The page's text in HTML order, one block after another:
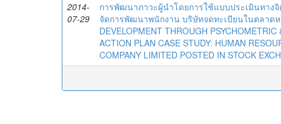
2014-
07-29
การพัฒนาภาวะผู้นำโดยการใช้แบบประเมินทา
จัดการพัฒนาพนักงาน บริษัทจดทะเบียนในตลาดห
DEVELOPMENT THROUGH
ACTION PLAN CASE STUDY: HUMAN
COMPANY LIMITED POSTED IN STOCK